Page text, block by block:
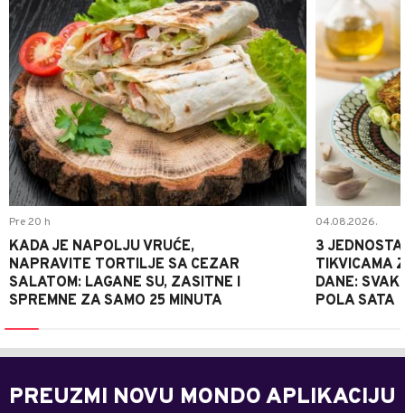
Pre 20 h
KADA JE NAPOLJU VRUĆE,
NAPRAVITE TORTILJE SA CEZAR
SALATOM: LAGANE SU, ZASITNE I
SPREMNE ZA SAMO 25 MINUTA
04.08.2026.
3
TIKVICAMA
DANE:
POLA SATA
PREUZMI NOVU MONDO APLIKACIJU